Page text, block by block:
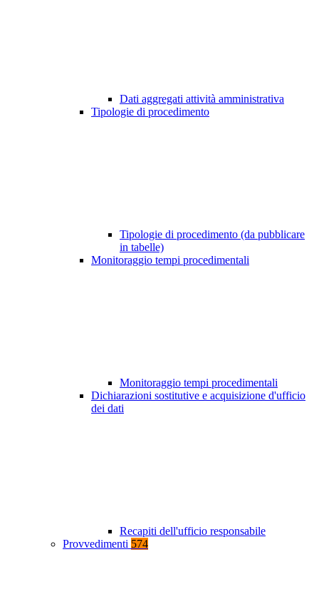
Dati aggregati attività amministrativa
Tipologie di procedimento
Tipologie di procedimento (da pubblicare
in tabelle)
Monitoraggio tempi procedimentali
Monitoraggio tempi procedimentali
Dichiarazioni sostitutive e acquisizione d'ufficio
dei dati
Recapiti dell'ufficio responsabile
Provvedimenti 574